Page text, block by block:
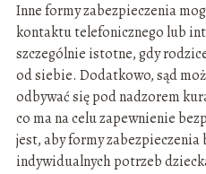
Inne formy zabezpieczenia
kontaktu telefonicznego lub
szczególnie istotne, gdy
od siebie. Dodatkowo, sąd
odbywać się pod nadzorem
co ma na celu zapewnienie
jest, aby formy zabezpieczenia
indywidualnych potrzeb